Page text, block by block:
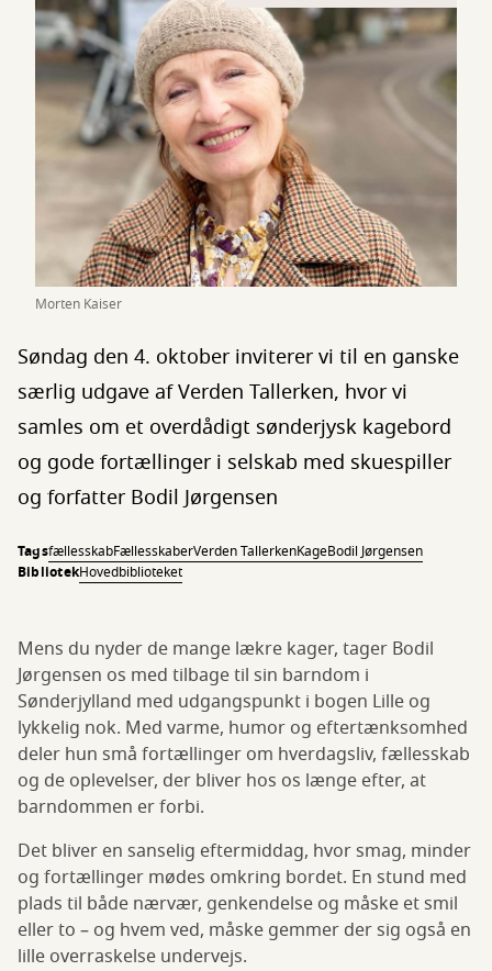
Morten Kaiser
Søndag den 4. oktober inviterer vi til en ganske
særlig udgave af Verden Tallerken, hvor vi
samles om et overdådigt sønderjysk kagebord
og gode fortællinger i selskab med skuespiller
og forfatter Bodil Jørgensen
TagsfællesskabFællesskaberVerden TallerkenKageBodil Jørgensen
BibliotekHovedbiblioteket
Mens du nyder de mange lækre kager, tager Bodil
Jørgensen os med tilbage til sin barndom i
Sønderjylland med udgangspunkt i bogen Lille og
lykkelig nok. Med varme, humor og eftertænksomhed
deler hun små fortællinger om hverdagsliv, fællesskab
og de oplevelser, der bliver hos os længe efter, at
barndommen er forbi.
Det bliver en sanselig eftermiddag, hvor smag, minder
og fortællinger mødes omkring bordet. En stund med
plads til både nærvær, genkendelse og måske et smil
eller to – og hvem ved, måske gemmer der sig også en
lille overraskelse undervejs.